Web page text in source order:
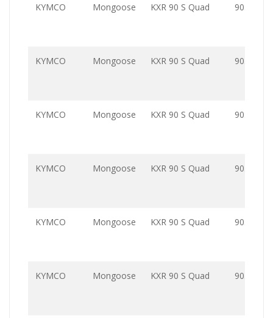
KYMCO Mongoose KXR 90 S Quad 90.0
KYMCO Mongoose KXR 90 S Quad 90.0
KYMCO Mongoose KXR 90 S Quad 90.0
KYMCO Mongoose KXR 90 S Quad 90.0
KYMCO Mongoose KXR 90 S Quad 90.0
KYMCO Mongoose KXR 90 S Quad 90.0